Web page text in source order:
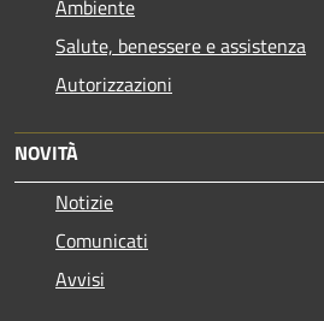
Ambiente
Salute, benessere e assistenza
Autorizzazioni
NOVITÀ
Notizie
Comunicati
Avvisi